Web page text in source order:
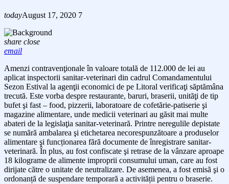
todayAugust 17, 2020 7
share close
email
Amenzi contravenţionale în valoare totală de 112.000 de lei au
aplicat inspectorii sanitar-veterinari din cadrul Comandamentului
Sezon Estival la agenţii economici de pe Litoral verificaţi săptămâna
trecută. Este vorba despre restaurante, baruri, braserii, unităţi de tip
bufet şi fast – food, pizzerii, laboratoare de cofetărie-patiserie şi
magazine alimentare, unde medicii veterinari au găsit mai multe
abateri de la legislaţia sanitar-veterinară. Printre neregulile depistate
se numără ambalarea şi etichetarea necorespunzătoare a produselor
alimentare şi funcționarea fără documente de înregistrare sanitar-
veterinară. În plus, au fost confiscate şi retrase de la vânzare aproape
18 kilograme de alimente improprii consumului uman, care au fost
dirijate către o unitate de neutralizare. De asemenea, a fost emisă şi o
ordonanță de suspendare temporară a activității pentru o braserie.